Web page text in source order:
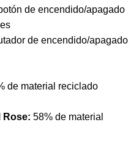
de encendido/apagado
de encendido/apagado
de material reciclado
Rose: 58% de material